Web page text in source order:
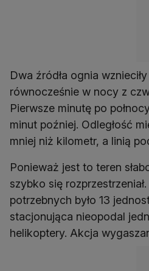
Dwa źródła ognia
równocześnie w nocy z
Pierwsze minutę po
minut poźniej. Odległość
mniej niż kilometr, a linią
Ponieważ jest to teren
szybko się
potrzebnych było 13
stacjonująca nieopodal
helikoptery. Akcja